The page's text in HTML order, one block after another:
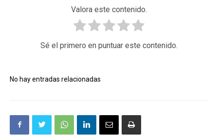
Valora este contenido.
Sé el primero en puntuar este contenido.
No hay entradas relacionadas